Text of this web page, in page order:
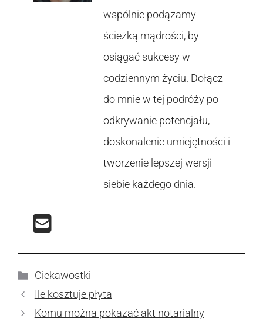
wspólnie podążamy
ścieżką mądrości, by
osiągać sukcesy w
codziennym życiu. Dołącz
do mnie w tej podróży po
odkrywanie potencjału,
doskonalenie umiejętności i
tworzenie lepszej wersji
siebie każdego dnia.
Kategorie
Ciekawostki
Ile kosztuje płyta
Komu można pokazać akt notarialny